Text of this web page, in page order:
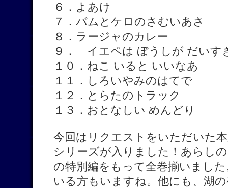
６．よあけ
７．バムとケロのさむいあさ
８．ラージャのカレー
９． イエペは ぼうしが だいす
１０．ねこ いると いいなあ
１１．しろいやみのはてで
１２．とらたのトラック
１３．おとなしい めんどり
今回はリクエストをいただいた
シリーズが入りました！あらし
の特別編をもって全巻揃いまし
いる方もいますね。他にも、湖